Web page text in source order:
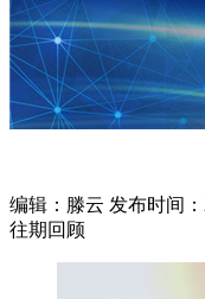
编辑：滕云 发布时间：
往期回顾